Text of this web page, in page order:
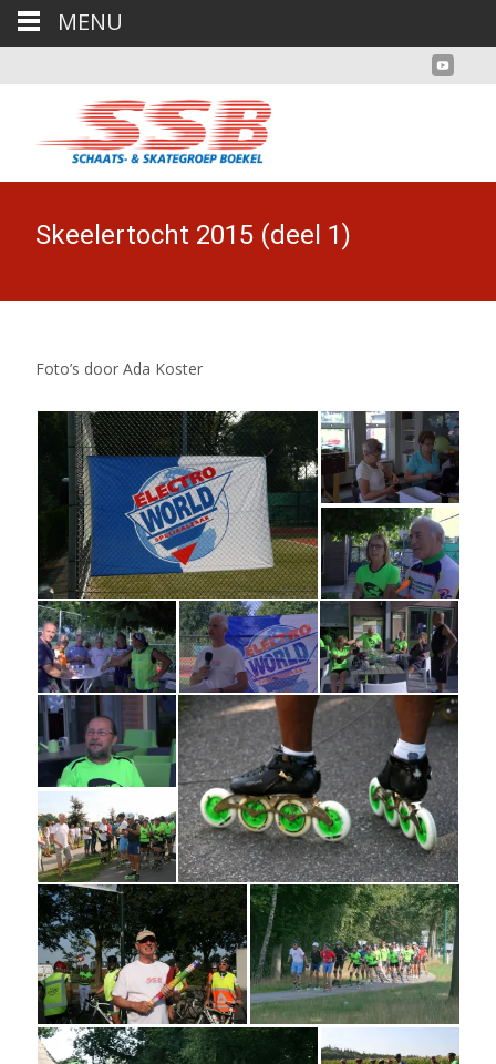
Skeelertocht 2015 (deel 1)
Foto’s door Ada Koster
MENU